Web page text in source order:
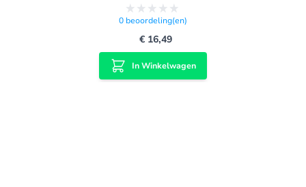
0 beoordeling(en)
€ 16,49
In Winkelwagen